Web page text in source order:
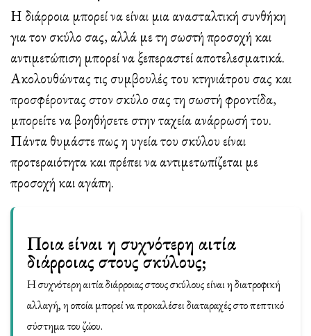
Η διάρροια μπορεί να είναι μια ανασταλτική συνθήκη
για τον σκύλο σας, αλλά με τη σωστή προσοχή και
αντιμετώπιση μπορεί να ξεπεραστεί αποτελεσματικά.
Ακολουθώντας τις συμβουλές του κτηνιάτρου σας και
προσφέροντας στον σκύλο σας τη σωστή φροντίδα,
μπορείτε να βοηθήσετε στην ταχεία ανάρρωσή του.
Πάντα θυμάστε πως η υγεία του σκύλου είναι
προτεραιότητα και πρέπει να αντιμετωπίζεται με
προσοχή και αγάπη.
Ποια είναι η συχνότερη αιτία
διάρροιας στους σκύλους;
Η συχνότερη αιτία διάρροιας στους σκύλους είναι η διατροφική
αλλαγή, η οποία μπορεί να προκαλέσει διαταραχές στο πεπτικό
σύστημα του ζώου.